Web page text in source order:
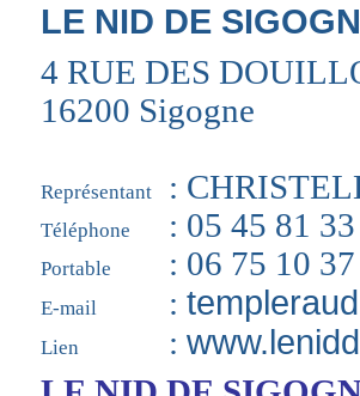
LE NID DE
4 RUE DES
16200 Sigogne
Représentant :
Téléphone : 05 45 81
Portable : 06 75 10
E-mail :
Lien :